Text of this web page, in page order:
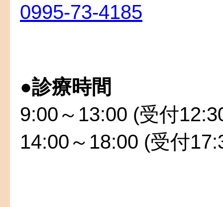
0995-73-4185
●診療時間
9:00～13:00 (受付
14:00～18:00 (受付